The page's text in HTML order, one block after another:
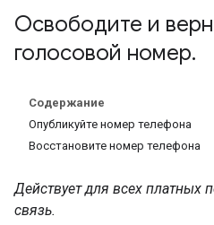
Освободите и
голосовой номер.
Содержание
Опубликуйте номер телефона
Восстановите номер телефона
Действует для всех платных
связь.